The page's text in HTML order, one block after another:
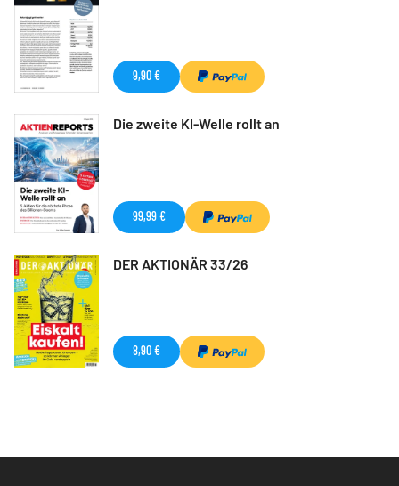
9,90 €
Die zweite KI-Welle rollt an
99,99 €
DER AKTIONÄR 33/26
8,90 €